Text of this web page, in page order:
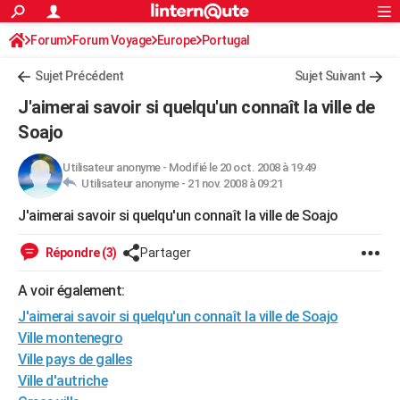
ACTUALITÉS
Politique
Société
Faits Divers
Education
Monde
Villes
+
Programme TV
TNTStreaming
Cinéma
Sorties cinéma
Musique
+FINANCE
Retraite
Impôts
Epargne
Immobilier
Risques naturels par ville
Banque
Assurance
Crédit
AUTO
Essais
Réserver un essai
Citadines
Berlines
SUV
Forum auto
HIGH-TECH
Guides de France
Escapades
Patrimoine
Expositions
Musées
Week-end nature
LIFESTYLE
Art de vivre
Bien-être
Loisirs
Mode
Modes de vie
SANTE
Alimentation
Guide de la santé
Maladies
Médicaments
Sommeil
VOYAGE
S'inscrire
Connexion
Forum Forum Voyage Europe Portugal
Sujet Précédent Sujet Suivant
J'aimerai savoir si quelqu'un connaît la ville de
Soajo
Utilisateur anonyme- Modifié le 20 oct. 2008 à 19:49
Utilisateur anonyme - 21 nov. 2008 à 09:21
J'aimerai savoir si quelqu'un connaît la ville de Soajo
Répondre (3) Partager
A voir également:
J'aimerai savoir si quelqu'un connaît la ville de Soajo
Ville montenegro
Ville pays de galles
Ville d'autriche